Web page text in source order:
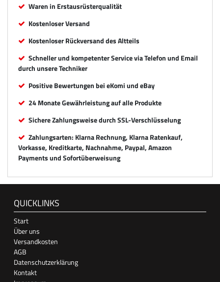
Waren in Erstausrüsterqualität
Kostenloser Versand
Kostenloser Rückversand des Altteils
Schneller und kompetenter Service via Telefon und Email
durch unsere Techniker
Positive Bewertungen bei eKomi und eBay
24 Monate Gewährleistung auf alle Produkte
Sichere Zahlungsweise durch SSL-Verschlüsselung
Zahlungsarten: Klarna Rechnung, Klarna Ratenkauf,
Vorkasse, Kreditkarte, Nachnahme, Paypal, Amazon
Payments und Sofortüberweisung
QUICKLINKS
Start
Über uns
Versandkosten
AGB
Datenschutzerklärung
Kontakt